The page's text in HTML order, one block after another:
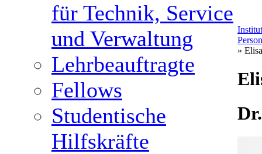
für Technik, Service
und Verwaltung
Lehrbeauftragte
Fellows
Studentische
Hilfskräfte
»